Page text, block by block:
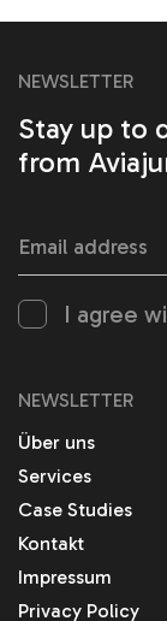
NEWSLETTER
Stay up to
from
Email address
I agree
NEWSLETTER
Über uns
Services
Case Studies
Kontakt
Impressum
Privacy Policy